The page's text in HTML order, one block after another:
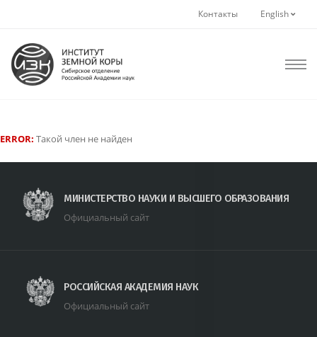
Контакты English
ERROR: Такой член не найден
МИНИСТЕРСТВО НАУКИ И ВЫСШЕГО ОБРАЗОВАНИЯ
Официальный сайт
РОССИЙСКАЯ АКАДЕМИЯ НАУК
Официальный сайт